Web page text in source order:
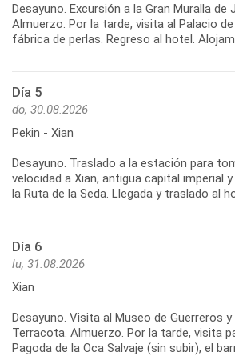
Desayuno. Excursión a la Gran Muralla de
Almuerzo. Por la tarde, visita al Palacio
Día 5
do, 30.08.2026
Pekin - Xian
Desayuno. Traslado a la estación para
velocidad a Xian, antigua capital imperial
Día 6
lu, 31.08.2026
Xian
Desayuno. Visita al Museo de Guerreros
Terracota. Almuerzo. Por la tarde, visita
Pagoda de la Oca Salvaje (sin subir), el